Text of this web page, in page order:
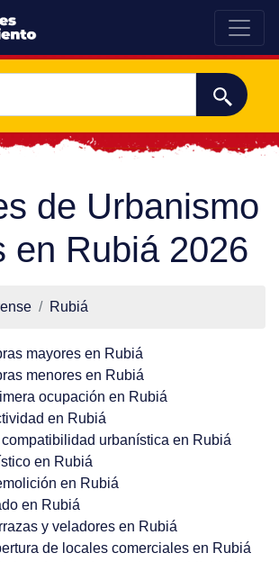
de Urbanismo
en Rubiá 2026
Rubiá
mayores en Rubiá
menores en Rubiá
ocupación en Rubiá
en Rubiá
urbanística en Rubiá
en Rubiá
en Rubiá
en Rubiá
y veladores en Rubiá
de locales comerciales en Rubiá